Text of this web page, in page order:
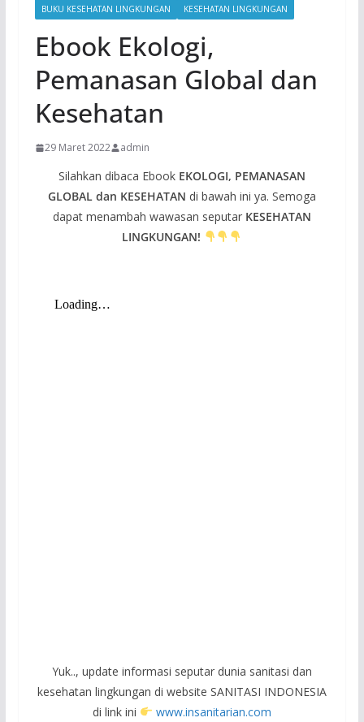
BUKU KESEHATAN LINGKUNGAN KESEHATAN LINGKUNGAN
Ebook Ekologi,
Pemanasan Global dan
Kesehatan
29 Maret 2022 admin
Silahkan dibaca EbookEKOLOGI, PEMANASAN
GLOBAL dan KESEHATAN di bawah ini ya. Semoga
dapat menambah wawasan seputar KESEHATAN
LINGKUNGAN!
Yuk.., update informasi seputar dunia sanitasi dan
kesehatan lingkungan di website SANITASI INDONESIA
di link ini
www.insanitarian.com